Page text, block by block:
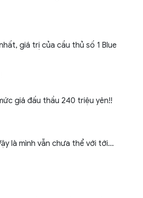
giá trị của cầu thủ số 1 Blue
giá đấu thầu 240 triệu yên!!
là mình vẫn chưa thể với tới...